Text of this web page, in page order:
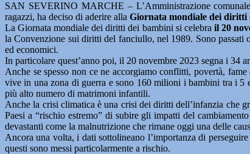
SAN SEVERINO MARCHE – L’Amministrazione
ragazzi, ha deciso di aderire alla Giornata mondiale dei diritti
La Giornata mondiale dei diritti dei bambini si celebra il 20
la Convenzione sui diritti del fanciullo, nel 1989. Sono
ed economici.
In particolare quest’anno poi, il 20 novembre 2023 segna i 34
Anche se spesso non ce ne accorgiamo conflitti, povertà,
vive in una zona di guerra e sono 160 milioni i bambini tra i 5
più alto numero di matrimoni infantili.
Anche la crisi climatica è una crisi dei diritti dell’infanzia che
Paesi a “rischio estremo” di subire gli impatti del
devastanti come la malnutrizione che rimane oggi una delle
Ancora una volta, i dati sottolineano l’importanza di
questi sono messi particolarmente a rischio.